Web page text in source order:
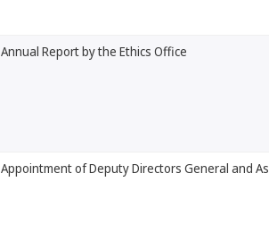
Annual Report by the Ethics Office
Appointment of Deputy Directors General and